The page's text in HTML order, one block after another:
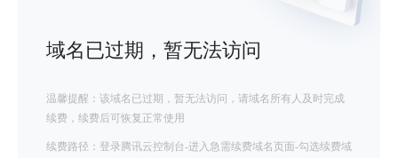
域名已过期，暂无法访问
温馨提醒：该域名已过期，暂无法访问，请域名所有人及时完成
续费，续费后可恢复正常使用
续费路径：登录腾讯云控制台-进入急需续费域名页面-勾选续费域